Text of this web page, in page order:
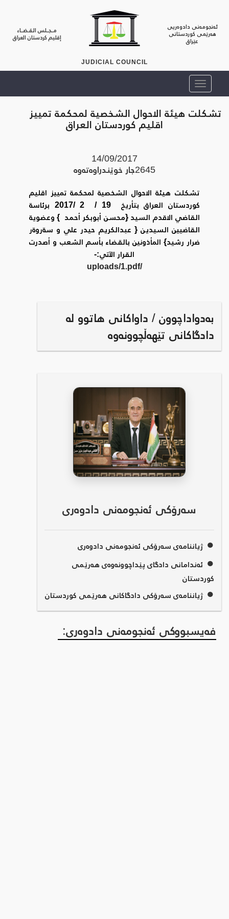
ئەنجومەنی دادوەریی
هەرێمی کوردستانی
عێراق
JUDICIAL COUNCIL
مــجــلس الـقـضــاء
إقليم كردستان العراق
تشكلت هيئة الاحوال الشخصية لمحكمة تمييز
اقليم كوردستان العراق
14/09/2017
2645جار خوێندراوه‌ته‌وه‌
تشكلت هيئة الاحوال الشخصية لمحكمة تمييز اقليم
كوردستان العراق بتأريخ 19 / 2 /2017 برئاسة
القاضي الاقدم السيد {محسن أبوبكر أحمد } وعضوية
القاضيين السيدين { عبدالكريم حيدر علي و سةروةر
ضرار رشيد} المأذونين بالقضاء بأسم الشعب و أصدرت
القرار الآتي:-
/uploads/1.pdf
بەدواداچوون / داواکانی هاتوو لە
دادگاکانی تێهەڵچوونەوە
سەرۆکی ئەنجومەنی دادوەری
●ژیاننامەی سەرۆکی ئەنجومەنی دادوەری
● ئەندامانی دادگای پێداچوونەوەی هەرێمی
کوردستان
●ژیاننامەی سەرۆکی دادگاکانی هەرێمی کوردستان
فەیسبووکی ئەنجومەنی دادوەری: